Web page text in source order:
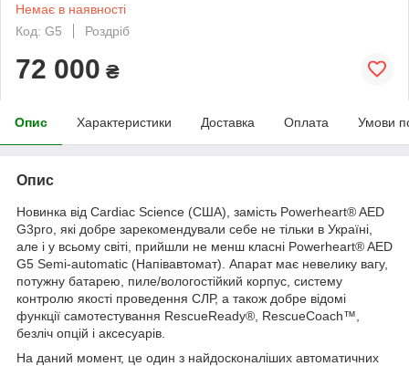
Немає в наявності
Код: G5
Роздріб
72 000 ₴
Опис Характеристики Доставка Оплата Умови
Опис
Новинка від Cardiac Science (США), замість Powerheart® AED
G3pro, які добре зарекомендували себе не тільки в Україні,
але і у всьому світі, прийшли не менш класні Powerheart® AED
G5 Semi-automatic (Напівавтомат). Апарат має невелику вагу,
потужну батарею, пиле/вологостійкий корпус, систему
контролю якості проведення СЛР, а також добре відомі
функції самотестування RescueReady®, RescueCoach™,
безліч опцій і аксесуарів.
На даний момент, це один з найдосконаліших автоматичних